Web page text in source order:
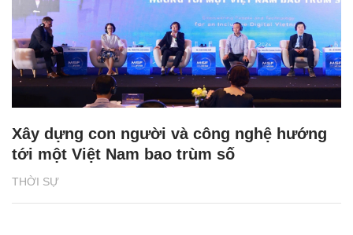
THỜI SỰ
Xây dựng con người và công nghệ hướng
tới một Việt Nam bao trùm số